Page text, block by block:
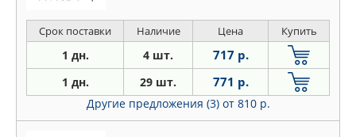
CDI/C 200 D/C 200 D/C 200 Kom
Срок поставки Наличие Цена Купить
1 дн. 4 шт. 717 р.
1 дн. 29 шт. 771 р.
Другие предложения (3) от 810 р.